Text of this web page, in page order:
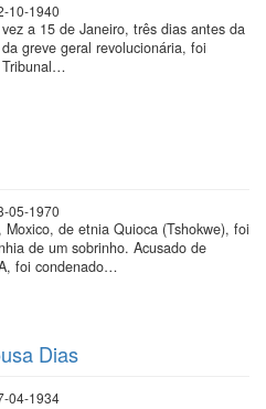
10-1940
a 15 de Janeiro, três dias antes da
greve geral revolucionária, foi
Tribunal…
05-1970
Moxico, de etnia Quioca (Tshokwe), foi
de um sobrinho. Acusado de
foi condenado…
Dias
04-1934